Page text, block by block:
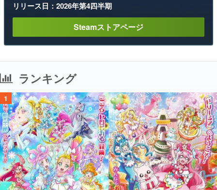
リリース日：2026年第4四半期
Steamストアページ
ランキング
1